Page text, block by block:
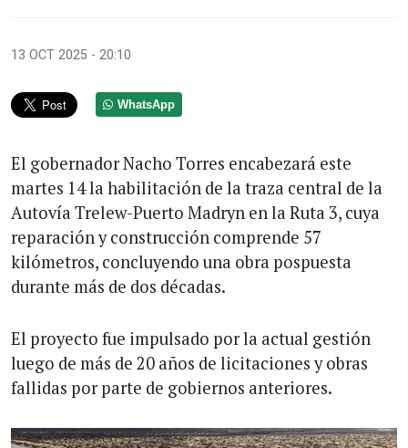
13 OCT 2025 - 20:10
WhatsApp
El gobernador Nacho Torres encabezará este
martes 14 la habilitación de la traza central de la
Autovía Trelew-Puerto Madryn en la Ruta 3, cuya
reparación y construcción comprende 57
kilómetros, concluyendo una obra pospuesta
durante más de dos décadas.
El proyecto fue impulsado por la actual gestión
luego de más de 20 años de licitaciones y obras
fallidas por parte de gobiernos anteriores.